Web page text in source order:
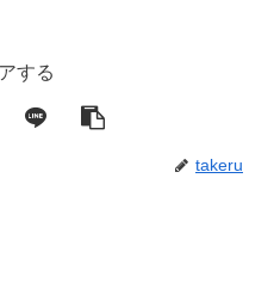
する
takeru